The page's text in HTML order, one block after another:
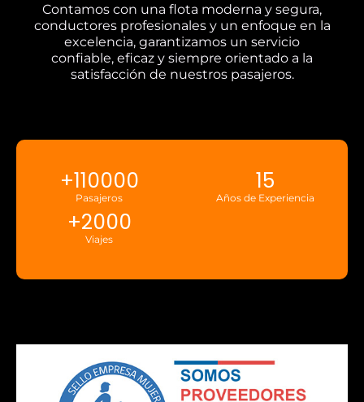
Contamos con una flota moderna y segura,
conductores profesionales y un enfoque en la
excelencia, garantizamos un servicio
confiable, eficaz y siempre orientado a la
satisfacción de nuestros pasajeros.
Pasajeros
+110000
Años de Experiencia
15
Viajes
+2000